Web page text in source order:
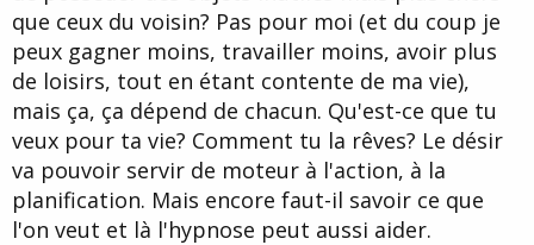
que ceux du voisin? Pas pour moi (et du coup je
peux gagner moins, travailler moins, avoir plus
de loisirs, tout en étant contente de ma vie),
mais ça, ça dépend de chacun. Qu'est-ce que tu
veux pour ta vie? Comment tu la rêves? Le désir
va pouvoir servir de moteur à l'action, à la
planification. Mais encore faut-il savoir ce que
l'on veut et là l'hypnose peut aussi aider.